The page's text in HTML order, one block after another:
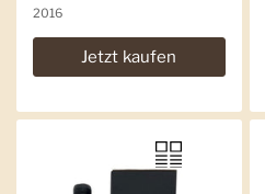
2016
Jetzt kaufen